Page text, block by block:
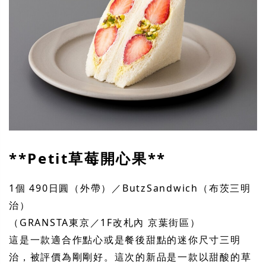
**Petit草莓開心果**
1個 490日圓（外帶）／ButzSandwich（布茨三明
治）
（GRANSTA東京／1F改札內 京葉街區）
這是一款適合作點心或是餐後甜點的迷你尺寸三明
治，被評價為剛剛好。這次的新品是一款以甜酸的草